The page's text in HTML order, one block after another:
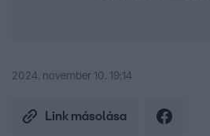
2024. november 10. 19:14
Link másolása